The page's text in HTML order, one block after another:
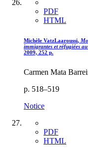
PDF
HTML
Michèle VatzLaaroussi,
immigrantes et réfugiées
2009, 252 p.
Carmen Mata
p. 518–519
Notice
PDF
HTML